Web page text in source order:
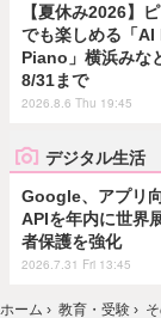
【夏休み2026】
でも楽しめる「AI
Piano」横浜みな
8/31まで
2026.8.6 Thu 19:45
デジタル生活
Google、アプリ
APIを年内に世界
者保護を強化
2026.7.31 Fri 13:45
ホーム › 教育・受験 ›